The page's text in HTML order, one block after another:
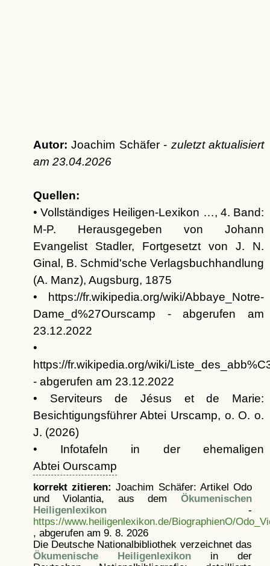
Autor: Joachim Schäfer - zuletzt aktualisiert
am 23.04.2026
Quellen:
• Vollständiges Heiligen-Lexikon …, 4. Band:
M-P. Herausgegeben von Johann
Evangelist Stadler, Fortgesetzt von J. N.
Ginal, B. Schmid'sche Verlagsbuchhandlung
(A. Manz), Augsburg, 1875
• https://fr.wikipedia.org/wiki/Abbaye_Notre-
Dame_d%27Ourscamp - abgerufen am
23.12.2022
•
https://fr.wikipedia.org/wiki/
- abgerufen am 23.12.2022
• Serviteurs de Jésus et de Marie:
Besichtigungsführer Abtei Urscamp, o. O. o.
J. (2026)
• Infotafeln in der ehemaligen
Abtei Ourscamp
korrekt zitieren: Joachim Schäfer: ArtikelOdo
und Violantia, aus dem Ökumenischen
Heiligenlexikon-
https://www.heiligenlexikon.de/BiographienO/
, abgerufen am 9. 8. 2026
Die Deutsche Nationalbibliothek verzeichnet das
Ökumenische Heiligenlexikonin der